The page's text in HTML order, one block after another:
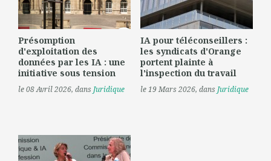
Présomption
d'exploitation des
données par les IA : une
initiative sous tension
le 08 Avril 2026, dans Juridique
IA pour téléconseillers :
les syndicats d'Orange
portent plainte à
l'inspection du travail
le 19 Mars 2026, dans Juridique